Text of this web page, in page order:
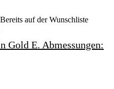
Bereits auf der Wunschliste
Gold E. Abmessungen: